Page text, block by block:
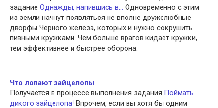
задание Однажды, напившись в… Одновременно с этим
из земли начнут появляться не вполне дружелюбные
дворфы Черного железа, которых и нужно сокрушить
пивными кружками. Чем больше врагов кидает кружки,
тем эффективнее и быстрее оборона.
Что лопают зайцелопы
Получается в процессе выполнения задания Поймать
дикого зайцелопа! Впрочем, если вы хотя бы одним